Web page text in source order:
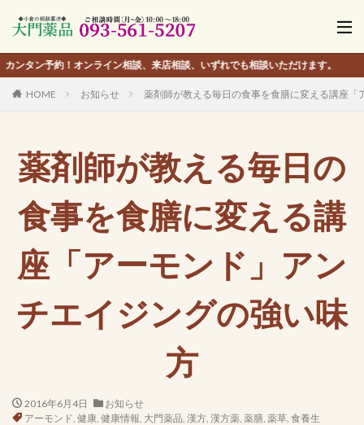
約！オンライン相談、来店相談、いずれでも相談いただけます。
HOME お知らせ 薬剤師が教える毎日の食事を食膳に変える講座
薬剤師が教える毎日の
食事を食膳に変える講
座「アーモンド」アン
チエイジングの強い味
方
2016年6月4日
お知らせ
アーモンド, 健康, 健康情報, 大門薬品, 漢方, 漢方薬, 薬膳, 薬草, 食養生